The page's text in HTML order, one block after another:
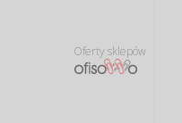
Oferty sklepów